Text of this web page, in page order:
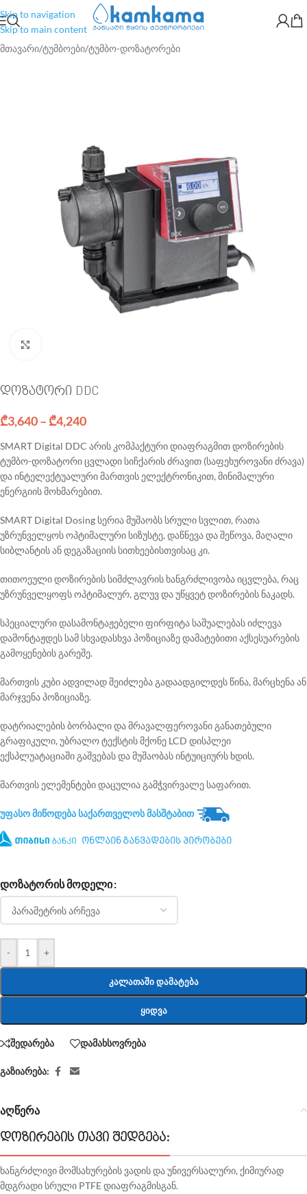
Skip to navigation
Skip to main content
მთავარი/ტუმბოები/ტუმბო-დოზატორები
დოზატორი DDC
₾3,640– ₾4,240
SMART Digital DDC არის კომპაქტური დიაფრაგმით დოზირების
ტუმბო-დოზატორი ცვლადი სიჩქარის ძრავით (საფეხუროვანი ძრავა)
და ინტელექტუალური მართვის ელექტრონიკით, მინიმალური
ენერგიის მოხმარებით.
SMART Digital Dosing სერია მუშაობს სრული სვლით, რათა
უზრუნველყოს ოპტიმალური სიზუსტე, დაწნევა და შეწოვა, მაღალი
სიბლანტის ან დეგაზაციის სითხეებისთვისაც კი.
თითოეული დოზირების სიმძლავრის ხანგრძლივობა იცვლება, რაც
უზრუნველყოფს ოპტიმალურ, გლუვ და უწყვეტ დოზირების ნაკადს.
სპეციალური დასამონტაჟებელი ფირფიტა საშუალებას იძლევა
დამონტაჟდეს სამ სხვადასხვა პოზიციაზე დამატებითი აქსესუარების
გამოყენების გარეშე.
მართვის კუბი ადვილად შეიძლება გადაადგილდეს წინა, მარცხენა ან
მარჯვენა პოზიციაზე.
დატრიალების ბორბალი და მრავალფეროვანი განათებული
გრაფიკული, უბრალო ტექსტის მქონე LCD დისპლეი
ექსპლუატაციაში გაშვებას და მუშაობას ინტუიციურს ხდის.
მართვის ელემენტები დაცულია გამჭვირვალე საფარით.
უფასო მიწოდება საქართველოს მასშტაბით
ონლაინ განვადების პირობები
ᲓᲝᲖᲐᲢᲝᲠᲘᲡ ᲛᲝᲓᲔᲚᲘ
- +
ᲙᲐᲚᲐᲗᲐᲨᲘ ᲓᲐᲛᲐᲢᲔᲑᲐ
ᲧᲘᲓᲕᲐ
შედარება დამახსოვრება
გაზიარება:
აღწერა
დოზირების თავი შედგება:
ხანგრძლივი მომსახურების ვადის და უნივერსალური, ქიმიურად
მდგრადი სრული PTFE დიაფრაგმისგან.